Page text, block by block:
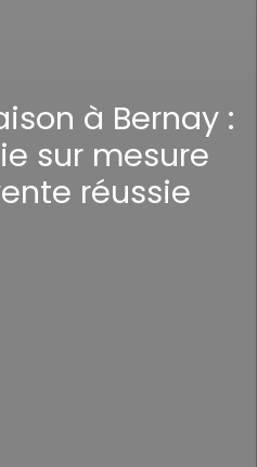
à Bernay :
sur mesure
réussie